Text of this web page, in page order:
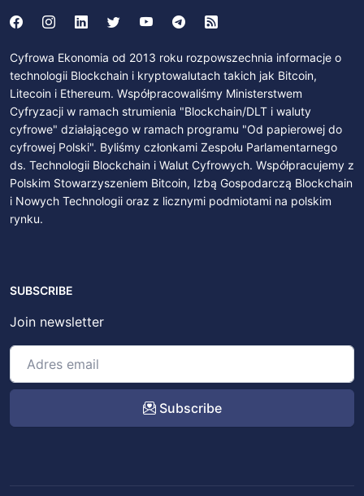
Cyfrowa Ekonomia od 2013 roku rozpowszechnia informacje o
technologii Blockchain i kryptowalutach takich jak Bitcoin,
Litecoin i Ethereum. Współpracowaliśmy Ministerstwem
Cyfryzacji w ramach strumienia "Blockchain/DLT i waluty
cyfrowe" działającego w ramach programu "Od papierowej do
cyfrowej Polski". Byliśmy członkami Zespołu Parlamentarnego
ds. Technologii Blockchain i Walut Cyfrowych. Współpracujemy z
Polskim Stowarzyszeniem Bitcoin, Izbą Gospodarczą Blockchain
i Nowych Technologii oraz z licznymi podmiotami na polskim
rynku.
SUBSCRIBE
Join newsletter
Subscribe